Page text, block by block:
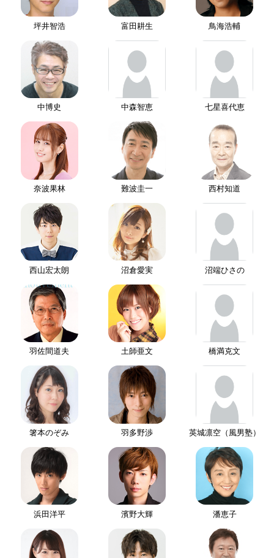
坪井智浩 富田耕生 鳥海浩輔
中博史 中森智恵 七星喜代恵
奈波果林 難波圭一 西村知道
西山宏太朗 沼倉愛実 沼端ひさの
羽佐間道夫 土師亜文 橋満克文
箸本のぞみ 羽多野渉 英城凛空（風男塾）
浜田洋平 濱野大輝 潘恵子